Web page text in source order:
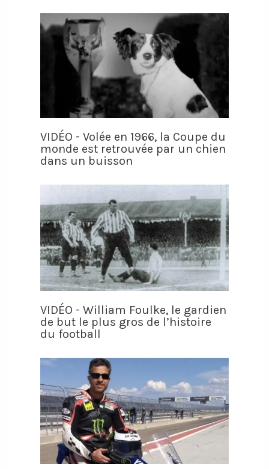
VIDÉO - Volée en 1966, la Coupe du
monde est retrouvée par un chien
dans un buisson
VIDÉO - William Foulke, le gardien
de but le plus gros de l’histoire
du football